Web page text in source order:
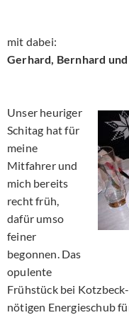
mit dabei:
Gerhard, Bernhard und
Unser heuriger
Schitag hat für
meine
Mitfahrer und
mich bereits
recht früh,
dafür umso
feiner
begonnen. Das
opulente
Frühstück bei
nötigen Energieschub